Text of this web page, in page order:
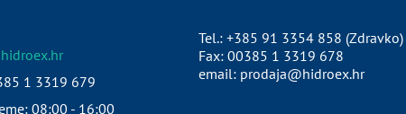
1 3319 679
08:00 - 16:00
Tel.: +385 91 3354 858 (Zdravko)
Fax: 00385 1 3319 678
email: prodaja@hidroex.hr